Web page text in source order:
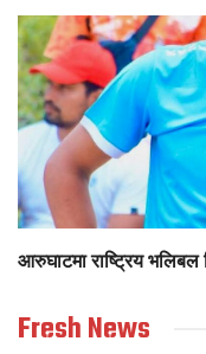
आरुघाटमा राष्ट्रिय
Fresh News